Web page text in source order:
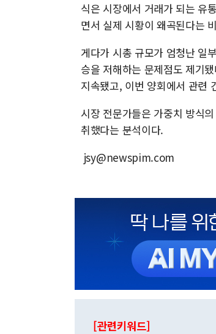
식은 시장에서 거래가 되는 유
면서 실제 시황이 왜곡된다는
게다가 시총 규모가 엄청난 일
승을 저해하는 문제점도 제기
지속됐고, 이번 양회에서 관련
시장 전문가들은 가중치 방식
취했다는 분석이다.
jsy@newspim.com
[관련키워드]